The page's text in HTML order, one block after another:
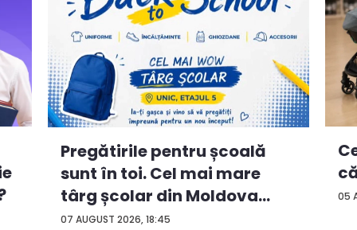
07 AUGUST 2026, 18:45
Pregătirile pentru școală
sunt în toi. Cel mai mare
târg școlar din Moldova
con...
05